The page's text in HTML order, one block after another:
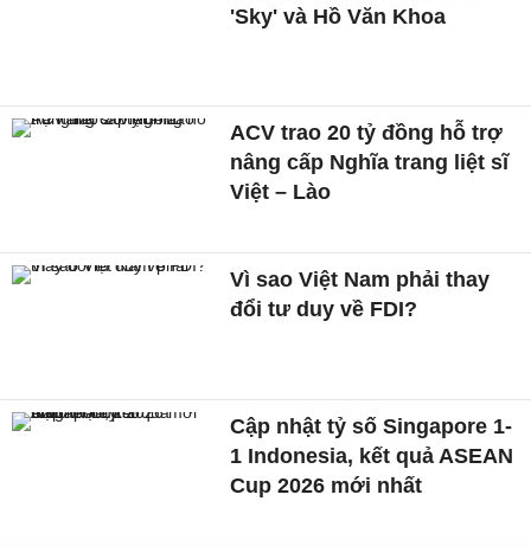
'Sky' và Hồ Văn Khoa
ACV trao 20 tỷ đồng hỗ trợ
nâng cấp Nghĩa trang liệt sĩ
Việt – Lào
Vì sao Việt Nam phải thay
đổi tư duy về FDI?
Cập nhật tỷ số Singapore 1-
1 Indonesia, kết quả ASEAN
Cup 2026 mới nhất